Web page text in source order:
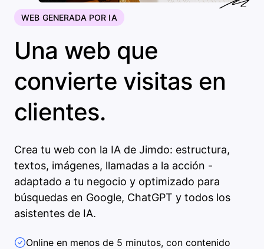
WEB GENERADA POR IA
Una web que
convierte visitas en
clientes.
Crea tu web con la IA de Jimdo: estructura,
textos, imágenes, llamadas a la acción -
adaptado a tu negocio y optimizado para
búsquedas en Google, ChatGPT y todos los
asistentes de IA.
Online en menos de 5 minutos, con contenido